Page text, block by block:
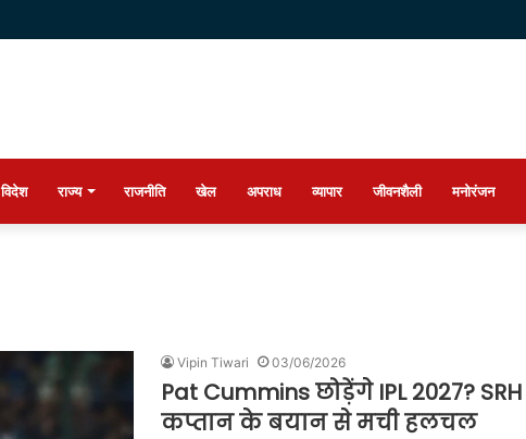
विदेश राज्य राजनीति खेल अपराध व्यापार जीवनशैली मनोरंजन
Vipin Tiwari 03/06/2026
Pat Cummins छोड़ेंगे IPL 2027? SRH
कप्तान के बयान से मची हलचल